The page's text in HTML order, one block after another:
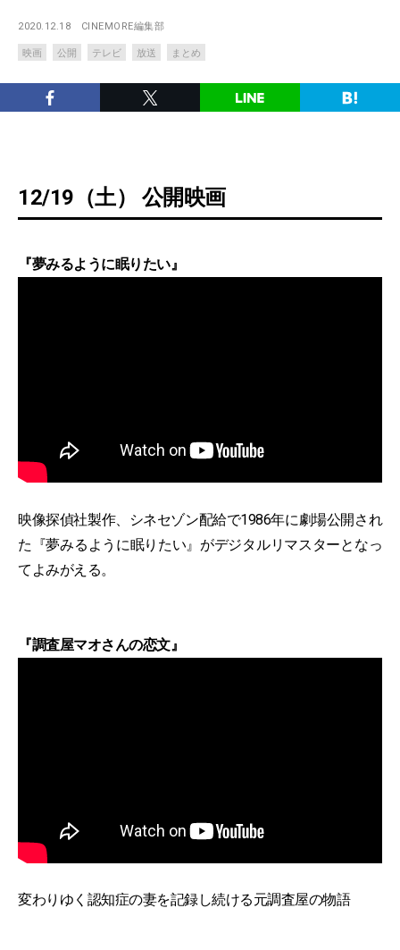
2020.12.18 CINEMORE編集部
映画 公開 テレビ 放送 まとめ
12/19（土） 公開映画
『夢みるように眠りたい』
映像探偵社製作、シネセゾン配給で1986年に劇場公開され
た『夢みるように眠りたい』がデジタルリマスターとなっ
てよみがえる。
『調査屋マオさんの恋文』
変わりゆく認知症の妻を記録し続ける元調査屋の物語